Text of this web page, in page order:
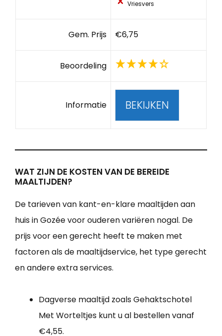
Vriesvers
Gem. Prijs €6,75
Beoordeling
Informatie BEKIJKEN
WAT ZIJN DE KOSTEN VAN DE BEREIDE
MAALTIJDEN?
De tarieven van kant-en-klare maaltijden aan
huis in Gozée voor ouderen variëren nogal. De
prijs voor een gerecht heeft te maken met
factoren als de maaltijdservice, het type gerecht
en andere extra services.
Dagverse maaltijd zoals Gehaktschotel
Met Worteltjes kunt u al bestellen vanaf
€4,55.